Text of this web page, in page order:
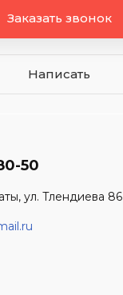
Заказать звонок
Написать
50
ул. Тлендиева 86